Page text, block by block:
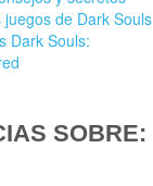
juegos de Dark Souls
Dark Souls:
SOBRE: